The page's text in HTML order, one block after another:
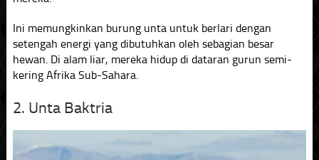
Ini memungkinkan burung unta untuk berlari dengan
setengah energi yang dibutuhkan oleh sebagian besar
hewan. Di alam liar, mereka hidup di dataran gurun semi-
kering Afrika Sub-Sahara.
2. Unta Baktria